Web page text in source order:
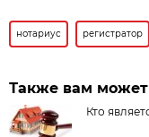
нотариус регистратор
Также вам
Кто